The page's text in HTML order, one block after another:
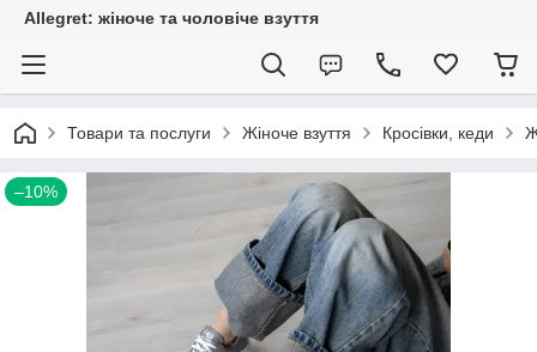
Allegret: жіноче та чоловіче взуття
Товари та послуги Жіноче взуття Кросівки, кеди
–10%